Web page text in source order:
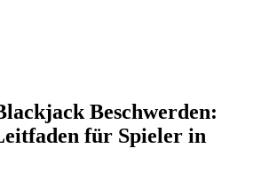
Beschwerden:
für Spieler in